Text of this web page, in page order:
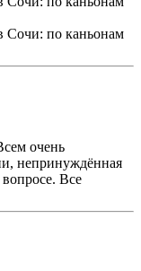
очень
непринуждённая
вопросе. Все